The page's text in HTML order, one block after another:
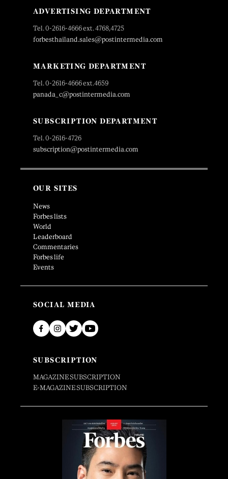
ADVERTISING DEPARTMENT
Tel. 0-2616-4666 ext. 4768,4725
forbesthailand.sales@postintermedia.com
MARKETING DEPARTMENT
Tel. 0-2616-4666 ext.4659
panada_c@postintermedia.com
SUBSCRIPTION DEPARTMENT
Tel. 0-2616-4726
subscription@postintermedia.com
OUR SITES
News
Forbes lists
World
Leaderboard
Commentaries
Forbes life
Events
SOCIAL MEDIA
SUBSCRIPTION
MAGAZINE SUBSCRIPTION
E-MAGAZINE SUBSCRIPTION